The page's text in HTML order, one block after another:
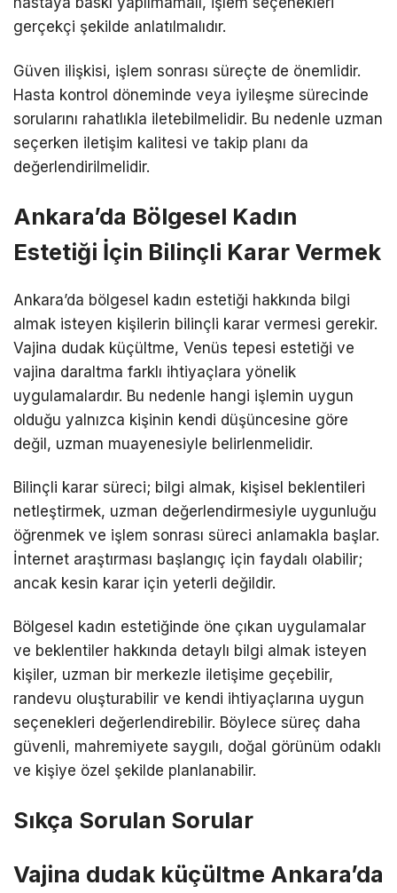
gerçekçi şekilde anlatılmalıdır.
Güven ilişkisi, işlem sonrası süreçte de önemlidir.
Hasta kontrol döneminde veya iyileşme sürecinde
sorularını rahatlıkla iletebilmelidir. Bu nedenle uzman
seçerken iletişim kalitesi ve takip planı da
değerlendirilmelidir.
Ankara’da Bölgesel Kadın
Estetiği İçin Bilinçli Karar Vermek
Ankara’da bölgesel kadın estetiği hakkında bilgi
almak isteyen kişilerin bilinçli karar vermesi gerekir.
Vajina dudak küçültme, Venüs tepesi estetiği ve
vajina daraltma farklı ihtiyaçlara yönelik
uygulamalardır. Bu nedenle hangi işlemin uygun
olduğu yalnızca kişinin kendi düşüncesine göre
değil, uzman muayenesiyle belirlenmelidir.
Bilinçli karar süreci; bilgi almak, kişisel beklentileri
netleştirmek, uzman değerlendirmesiyle uygunluğu
öğrenmek ve işlem sonrası süreci anlamakla başlar.
İnternet araştırması başlangıç için faydalı olabilir;
ancak kesin karar için yeterli değildir.
Bölgesel kadın estetiğinde öne çıkan uygulamalar
ve beklentiler hakkında detaylı bilgi almak isteyen
kişiler, uzman bir merkezle iletişime geçebilir,
randevu oluşturabilir ve kendi ihtiyaçlarına uygun
seçenekleri değerlendirebilir. Böylece süreç daha
güvenli, mahremiyete saygılı, doğal görünüm odaklı
ve kişiye özel şekilde planlanabilir.
Sıkça Sorulan Sorular
Vajina dudak küçültme Ankara’da